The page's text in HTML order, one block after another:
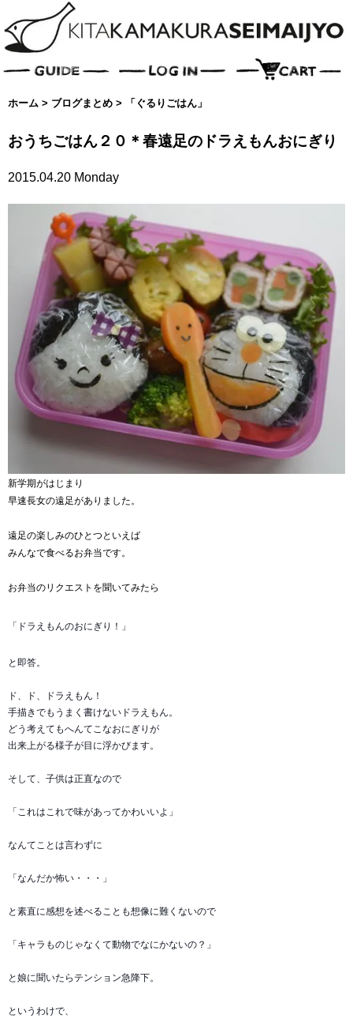
ホーム > ブログまとめ > 「ぐるりごはん」
おうちごはん２０＊春遠足のドラえもんおにぎり
2015.04.20 Monday
新学期がはじまり
早速長女の遠足がありました。
遠足の楽しみのひとつといえば
みんなで食べるお弁当です。
お弁当のリクエストを聞いてみたら
「ドラえもんのおにぎり！」
と即答。
ド、ド、
ドラえもん！
手描きでもうまく書けないドラえもん。
どう考えてもへんてこなおにぎりが
出来上がる様子が目に浮かびます。
そして、子供は正直なので
「これはこれで味があってかわいいよ」
なんてことは言わずに
「なんだか怖い・・・」
と素直に感想を述べることも想像に難くないので
「キャラものじゃなくて動物でなにかないの？」
と娘に聞いたらテンション急降下。
というわけで、